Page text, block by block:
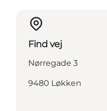
Find vej
Nørregade 3
9480 Løkken